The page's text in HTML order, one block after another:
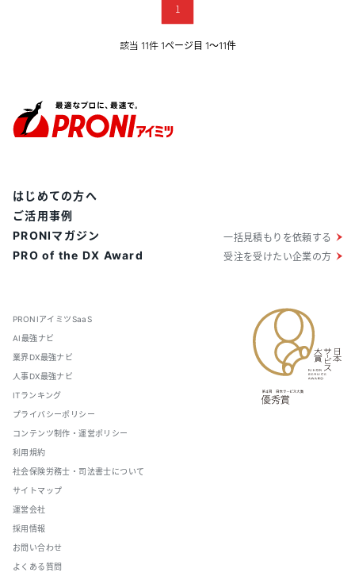
1
該当 11件 1ページ目 1〜11件
PRONIアイミツSaaS
AI最強ナビ
業界DX最強ナビ
人事DX最強ナビ
ITランキング
プライバシーポリシー
コンテンツ制作・運営ポリシー
利用規約
社会保険労務士・司法書士について
サイトマップ
運営会社
採用情報
お問い合わせ
よくある質問
はじめての方へ
ご活用事例
PRONIマガジン
PRO of the DX Award
一括見積もりを依頼する
受注を受けたい企業の方